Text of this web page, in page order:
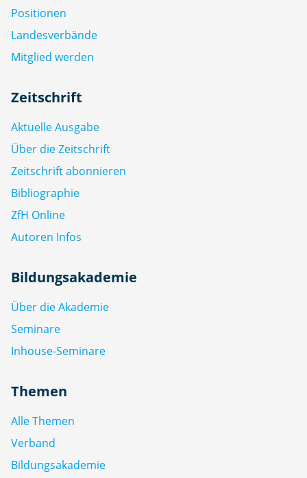
Positionen
Landesverbände
Mitglied werden
Zeitschrift
Aktuelle Ausgabe
Über die Zeitschrift
Zeitschrift abonnieren
Bibliographie
ZfH Online
Autoren Infos
Bildungsakademie
Über die Akademie
Seminare
Inhouse-Seminare
Themen
Alle Themen
Verband
Bildungsakademie